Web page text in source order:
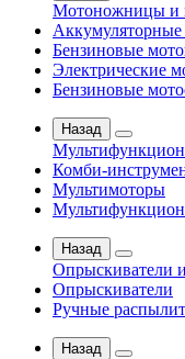
Мотоножницы и
Бензиновые
Электрические
Бензиновые
Назад
Комби-
Мультимоторы
Назад
Опрыскиватели
Опрыскиватели
Ручные
Назад